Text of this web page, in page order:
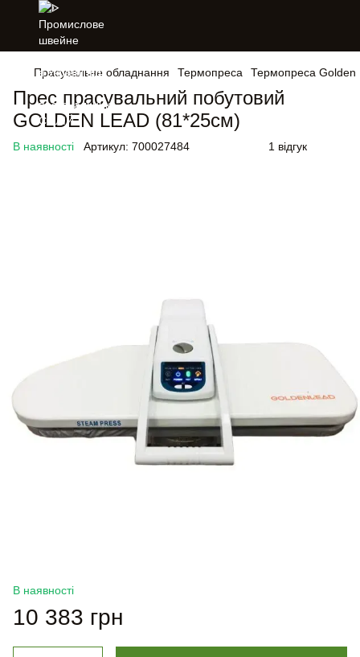
Прасувальне обладнання Термопреса Термопреса Golden
Прес прасувальний побутовий
GOLDEN LEAD (81*25см)
В наявності Артикул: 700027484 1 відгук
В наявності
10 383 грн